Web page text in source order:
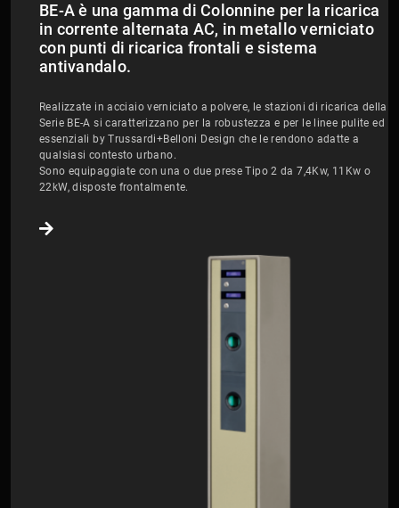
BE-A è una gamma di Colonnine per la ricarica
in corrente alternata AC, in metallo verniciato
con punti di ricarica frontali e sistema
antivandalo.
Realizzate in acciaio verniciato a polvere, le stazioni di ricarica della
Serie BE-A si caratterizzano per la robustezza e per le linee pulite ed
essenziali by Trussardi+Belloni Design che le rendono adatte a
qualsiasi contesto urbano.
Sono equipaggiate con una o due prese Tipo 2 da 7,4Kw, 11Kw o
22kW, disposte frontalmente.